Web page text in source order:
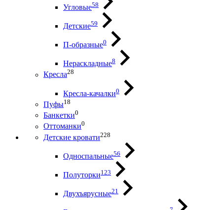
Угловые58
Детские59
П-образные0
Нераскладные8
Кресла28
Кресла-качалки0
Пуфы18
Банкетки0
Оттоманки0
Детские кровати228
Односпальные56
Полуторки123
Двухъярусные21